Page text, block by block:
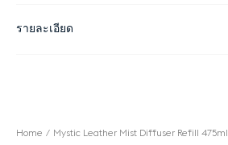
รายละเอียด
Home Mystic Leather Mist Diffuser Refill 475ml